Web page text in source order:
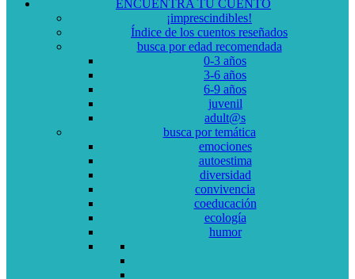
ENCUENTRA TU CUENTO
¡imprescindibles!
Índice de los cuentos reseñados
busca por edad recomendada
0-3 años
3-6 años
6-9 años
juvenil
adult@s
busca por temática
emociones
autoestima
diversidad
convivencia
coeducación
ecología
humor